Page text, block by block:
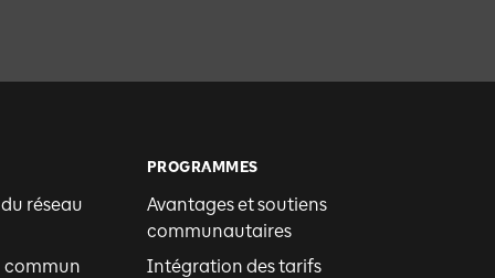
réseau
commun
PROGRAMMES
Avantages et soutiens
communautaires
Intégration des tarifs